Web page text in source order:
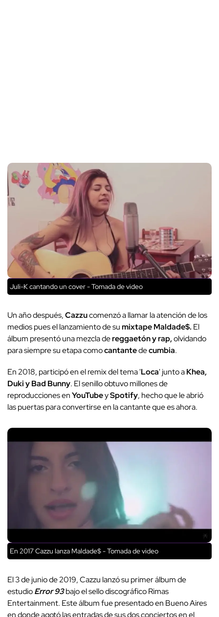
Juli-K cantando un cover - Tomada de video
Un año después,Cazzucomenzó a llamar la atención de los
medios pues el lanzamiento de sumixtape Maldade$. El
álbum presentó una mezcla dereggaetón y rap,olvidando
para siempre su etapa comocantantedecumbia.
En 2018, participó en el remix del tema 'Loca' junto aKhea,
Duki y Bad Bunny. El senillo obtuvo millones de
reproducciones enYouTubeySpotify, hecho que le abrió
las puertas para convertirse en la cantante que es ahora.
En 2017 Cazzu lanza Maldade$ - Tomada de video
El 3 de junio de 2019, Cazzu lanzó su primer álbum de
estudioError 93bajo el sello discográfico Rimas
Entertainment. Este álbum fue presentado en Bueno Aires